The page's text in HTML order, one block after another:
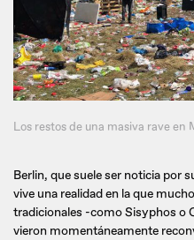
Los restos de una masiva rave en
Berlin, que suele ser noticia por
vive una realidad en la que
tradicionales -como Sisyphos o
vieron momentáneamente